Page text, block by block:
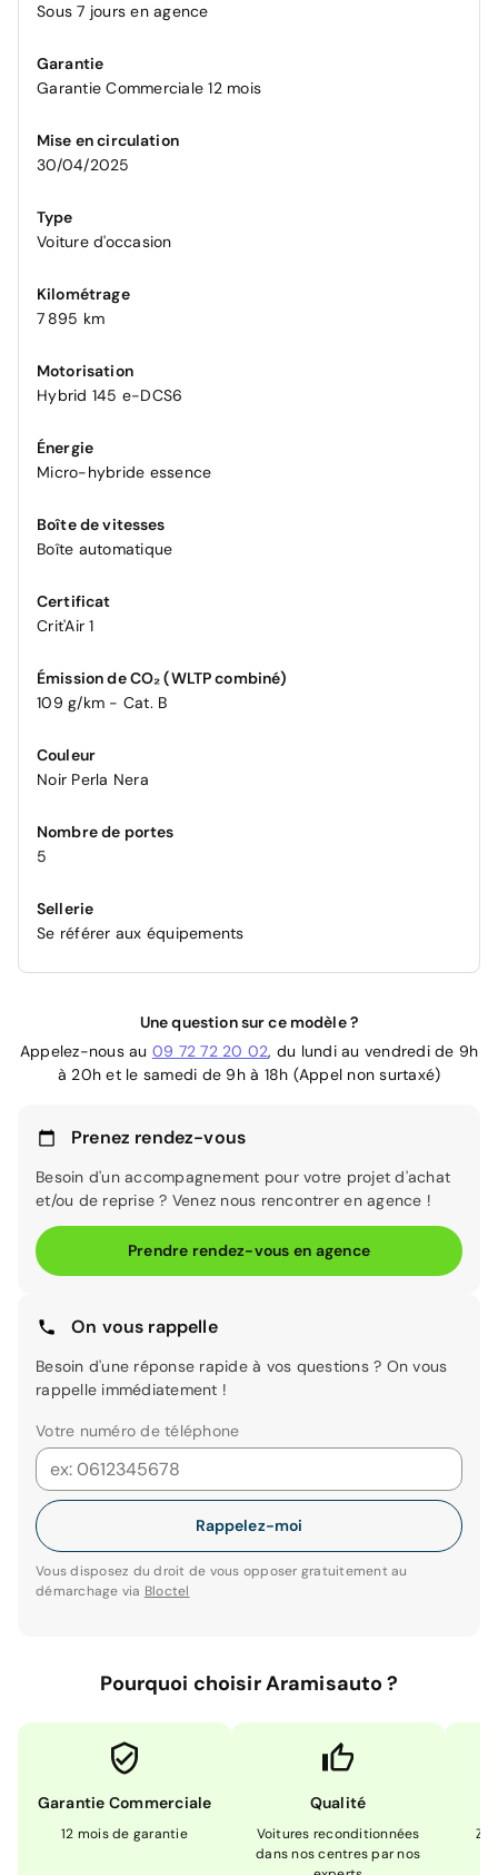
Sous 7 jours en agence
Garantie
Garantie Commerciale 12 mois
Mise en circulation
30/04/2025
Type
Voiture d'occasion
Kilométrage
7 895 km
Motorisation
Hybrid 145 e-DCS6
Énergie
Micro-hybride essence
Boîte de vitesses
Boîte automatique
Certificat
Crit'Air 1
Émission de CO₂ (WLTP combiné)
109 g/km - Cat. B
Couleur
Noir Perla Nera
Nombre de portes
5
Sellerie
Se référer aux équipements
Une question sur ce modèle ?
Appelez-nous au 09 72 72 20 02, du lundi au vendredi de 9h
à 20h et le samedi de 9h à 18h (Appel non surtaxé)
Prenez rendez-vous
Besoin d'un accompagnement pour votre projet d'achat
et/ou de reprise ? Venez nous rencontrer en agence !
Prendre rendez-vous en agence
On vous rappelle
Besoin d'une réponse rapide à vos questions ? On vous
rappelle immédiatement !
Votre numéro de téléphone
Rappelez-moi
Vous disposez du droit de vous opposer gratuitement au
démarchage via Bloctel
Pourquoi choisir Aramisauto ?
Garantie Commerciale
12 mois de garantie
Qualité
Voitures reconditionnées
dans nos centres par nos